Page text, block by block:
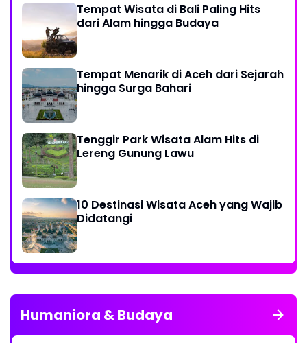
Tempat Wisata di Bali Paling Hits
dari Alam hingga Budaya
Tempat Menarik di Aceh dari Sejarah
hingga Surga Bahari
Tenggir Park Wisata Alam Hits di
Lereng Gunung Lawu
10 Destinasi Wisata Aceh yang Wajib
Didatangi
Humaniora & Budaya